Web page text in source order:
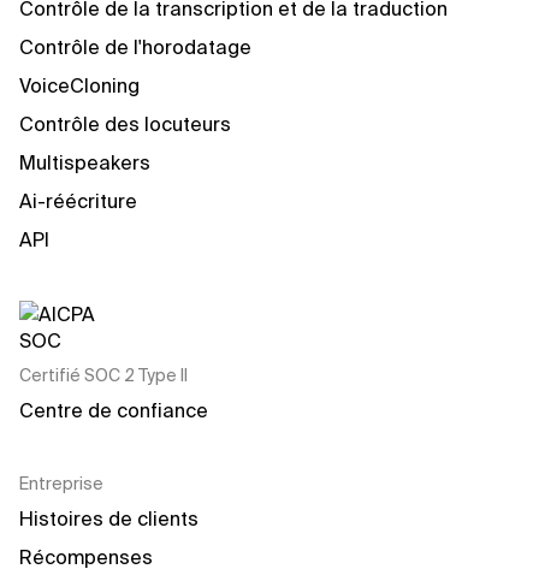
Contrôle de la transcription et de la traduction
Contrôle de l'horodatage
VoiceCloning
Contrôle des locuteurs
Multispeakers
Ai-réécriture
API
Certifié SOC 2 Type II
Centre de confiance
Entreprise
Histoires de clients
Récompenses